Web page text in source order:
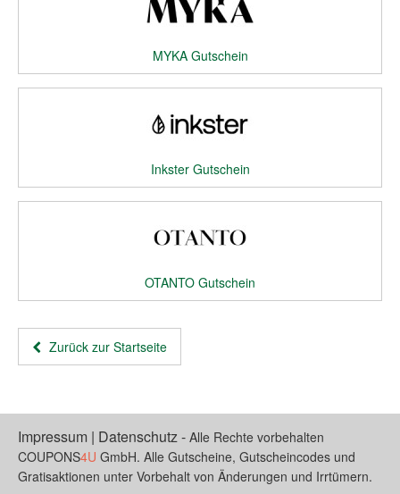
MYKA Gutschein
Inkster Gutschein
OTANTO Gutschein
Zurück zur Startseite
Impressum | Datenschutz- Alle Rechte vorbehalten
COUPONS4U GmbH. Alle Gutscheine, Gutscheincodes und
Gratisaktionen unter Vorbehalt von Änderungen und Irrtümern.